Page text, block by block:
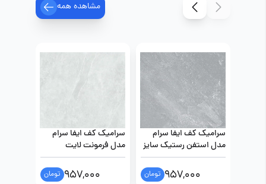
مشاهده همه
سرامیک کف ایفا سرام
مدل استفن رستیک سایز
40 در 40
957,000 تومان
سرامیک کف ایفا سرام
مدل فرمونت لایت
رستیک 40 در 40 طوسی
957,000 تومان